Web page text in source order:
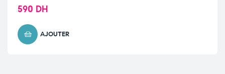
10ML OFFERT
590 DH
AJOUTER